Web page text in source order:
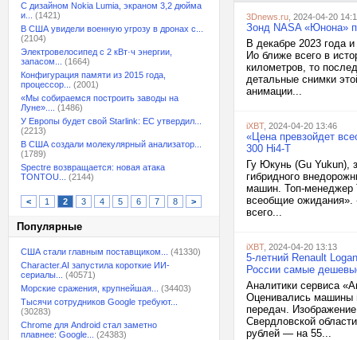
С дизайном Nokia Lumia, экраном 3,2 дюйма
и...
(1421)
В США увидели военную угрозу в дронах с...
(2104)
Электровелосипед с 2 кВт·ч энергии,
запасом...
(1664)
Конфигурация памяти из 2015 года,
процессор...
(2001)
«Мы собираемся построить заводы на
Луне»....
(1486)
У Европы будет свой Starlink: ЕС утвердил...
(2213)
В США создали молекулярный анализатор...
(1789)
Spectre возвращается: новая атака
TONTOU...
(2144)
< 1 2 3 4 5 6 7 8 >
Популярные
США стали главным поставщиком...
(41330)
Character.AI запустила короткие ИИ-
сериалы...
(40571)
Морские сражения, крупнейшая...
(34403)
Тысячи сотрудников Google требуют...
(30283)
Chrome для Android стал заметно
плавнее: Google...
(24383)
3Dnews.ru , 2024-04-20
Зонд NASA «Юнона»
В декабре 2023 года
Ио ближе всего в
километров, то
детальные снимки
анимации...
iXBT, 2024-04-20 13:46
«Цена превзойдет
300 Hi4-T
Гу Юкунь (Gu Yukun),
гибридного
машин. Топ-менеджер
всеобщие ожидания».
всего...
iXBT, 2024-04-20 13:13
5-летний Renault
России самые
Аналитики сервиса
Оценивались машины
передач.
Свердловской
рублей — на 55...